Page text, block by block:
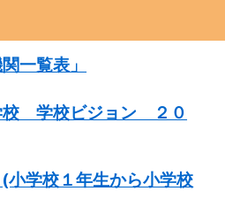
一覧表」
校 学校ビジョン ２０
(小学校１年生から小学校